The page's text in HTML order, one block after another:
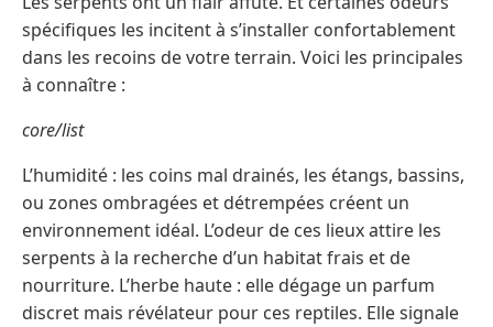
spécifiques les incitent à s’installer confortablement
dans les recoins de votre terrain. Voici les principales
à connaître :
core/list
L’humidité : les coins mal drainés, les étangs, bassins,
ou zones ombragées et détrempées créent un
environnement idéal. L’odeur de ces lieux attire les
serpents à la recherche d’un habitat frais et de
nourriture. L’herbe haute : elle dégage un parfum
discret mais révélateur pour ces reptiles. Elle signale